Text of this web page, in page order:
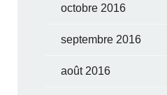
octobre 2016
septembre 2016
août 2016